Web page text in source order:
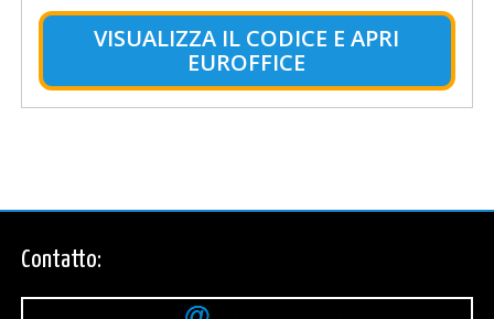
VISUALIZZA IL CODICE E APRI
EUROFFICE
Contatto: